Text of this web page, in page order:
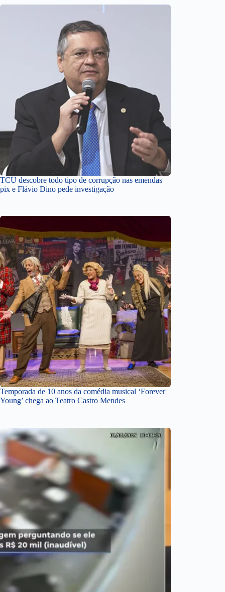
TCU descobre todo tipo de corrupção nas emendas
pix e Flávio Dino pede investigação
Temporada de 10 anos da comédia musical ‘Forever
Young’ chega ao Teatro Castro Mendes